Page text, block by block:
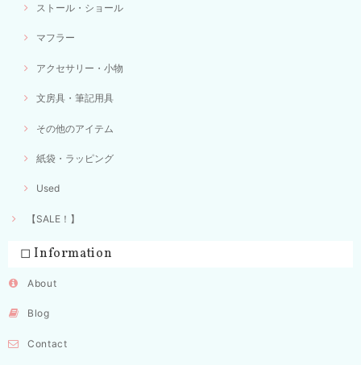
ストール・ショール
マフラー
アクセサリー・小物
文房具・筆記用具
その他のアイテム
紙袋・ラッピング
Used
【SALE！】
◻︎ Information
About
Blog
Contact